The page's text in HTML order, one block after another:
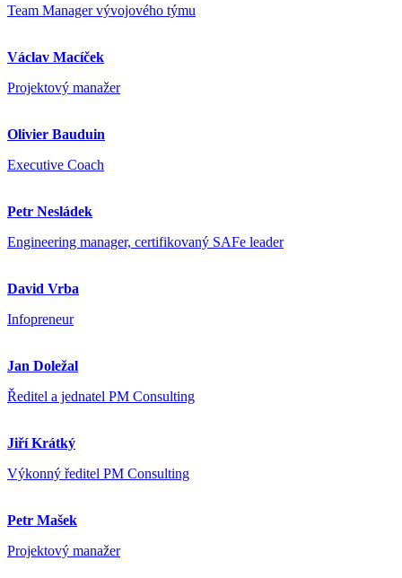
Team Manager vývojového týmu
Václav Macíček
Projektový manažer
Olivier Bauduin
Executive Coach
Petr Nesládek
Engineering manager, certifikovaný SAFe leader
David Vrba
Infopreneur
Jan Doležal
Ředitel a jednatel PM Consulting
Jiří Krátký
Výkonný ředitel PM Consulting
Petr Mašek
Projektový manažer